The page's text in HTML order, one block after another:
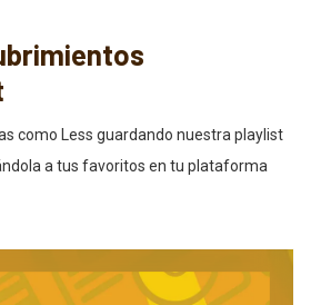
como Less guardando nuestra playlist
a tus favoritos en tu plataforma